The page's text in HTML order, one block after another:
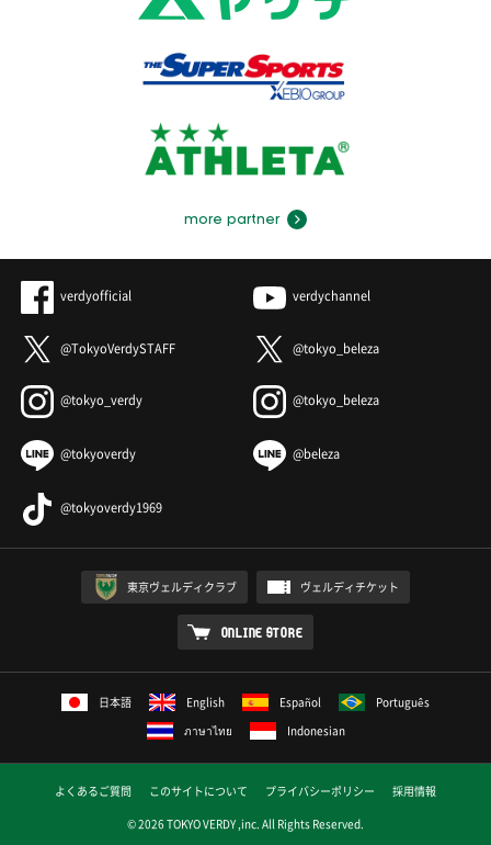
more partner
verdyofficial verdychannel
@TokyoVerdySTAFF @tokyo_beleza
@tokyo_verdy @tokyo_beleza
@tokyoverdy @beleza
@tokyoverdy1969
東京ヴェルディクラブ ヴェルディチケット
ONLINE STORE
日本語 English Español
Português
ภาษาไทย
Indonesian
よくあるご質問 このサイトについて プライバシーポリシー
採用情報
© 2026 TOKYO VERDY ,inc. All Rights Reserved.